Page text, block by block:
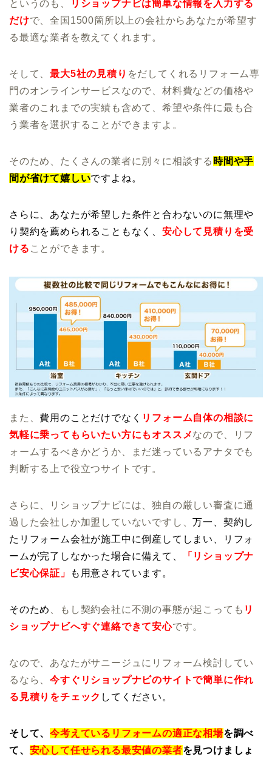
というのも、
リショップナビは簡単な情報を入力する
だけで、全国1500箇所以上の会社からあなたが希望す
る最適な業者を教えてくれます。
そして、最大5社の見積り をだしてくれるリフォーム専
門のオンラインサービスなので、材料費などの価格や
業者のこれまでの実績も含めて、希望や条件に最も合
う業者を選択することができますよ。
そのため、たくさんの業者に別々に相談する 時間や手
間が省けて嬉しいですよね。
さらに、あなたが希望した条件と合わないのに無理や
り契約を薦められることもなく、安心して見積りを受
ける ことができます。
また、 費用のことだけでなく リフォーム自体の相談に
気軽に乗ってもらいたい方にもオススメなので、リフ
ォームするべきかどうか、まだ迷っているアナタでも
判断する上で役立つサイトです。
さらに、リショップナビには、独自の厳しい審査に通
過した会社しか加盟していないですし、万一、契約し
たリフォーム会社が施工中に倒産してしまい、リフォ
ームが完了しなかった場合に備えて、
「リショップナ
ビ安心保証」
も用意されています。
そのため 、もし契約会社に不測の事態が起こっても リ
ショップナビへすぐ連絡できて安心です。
なので、あなたがサニージュにリフォーム検討してい
るなら、今すぐリショップナビのサイトで簡単に作れ
る見積りをチェック してください。
そして、今考えているリフォームの適正な相場を調べ
て、 安心して任せられる最安値の業者を見つけましょ